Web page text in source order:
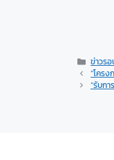
ข่าวร
“โคร
“รับกา